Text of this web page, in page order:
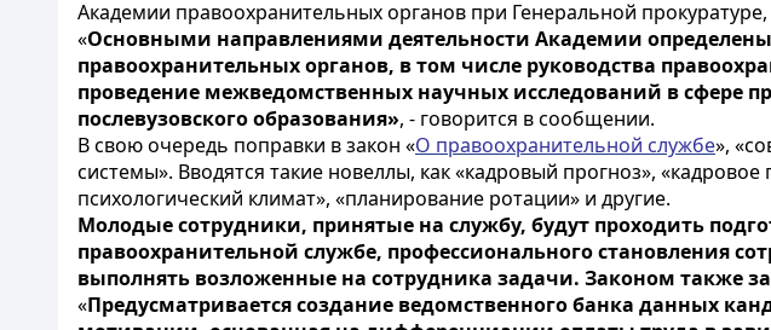
Академии правоохранительных органов при Генеральной
«Основными направлениями деятельности Академии
правоохранительных органов, в том числе руководства
проведение межведомственных научных исследований в сфере
послевузовского образования», - говорится в сообщении.
В свою очередь поправки в закон «О правоохранительной службе»,
системы». Вводятся такие новеллы, как «кадровый прогноз»,
психологический климат», «планирование ротации» и другие.
Молодые сотрудники, принятые на службу, будут проходить
правоохранительной службе, профессионального становления
выполнять возложенные на сотрудника задачи. Законом также
«Предусматривается создание ведомственного банка данных